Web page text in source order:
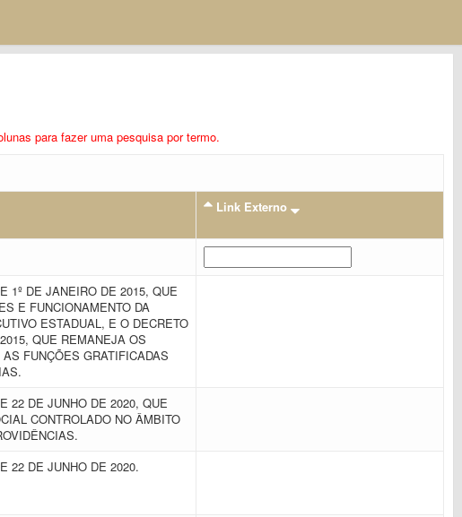
para fazer uma pesquisa por termo.
Link Externo
1º DE JANEIRO DE 2015, QUE
E FUNCIONAMENTO DA
ESTADUAL, E O DECRETO
QUE REMANEJA OS
FUNÇÕES GRATIFICADAS
22 DE JUNHO DE 2020, QUE
CONTROLADO NO ÂMBITO
22 DE JUNHO DE 2020.